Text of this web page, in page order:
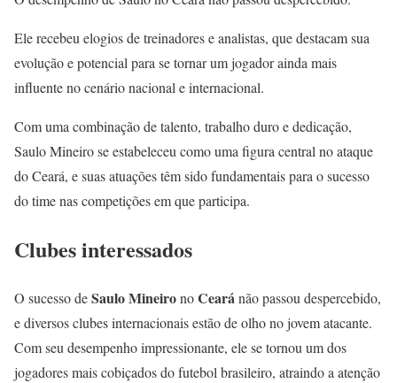
Ele recebeu elogios de treinadores e analistas, que destacam sua
evolução e potencial para se tornar um jogador ainda mais
influente no cenário nacional e internacional.
Com uma combinação de talento, trabalho duro e dedicação,
Saulo Mineiro se estabeleceu como uma figura central no ataque
do Ceará, e suas atuações têm sido fundamentais para o sucesso
do time nas competições em que participa.
Clubes interessados
O sucesso deSaulo MineironoCearánão passou despercebido,
e diversos clubes internacionais estão de olho no jovem atacante.
Com seu desempenho impressionante, ele se tornou um dos
jogadores mais cobiçados do futebol brasileiro, atraindo a atenção